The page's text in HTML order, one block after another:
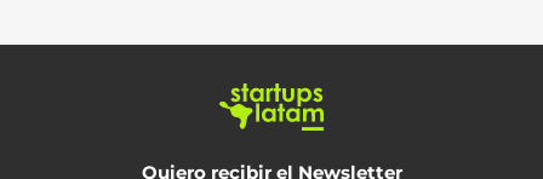
Quiero recibir el Newsletter